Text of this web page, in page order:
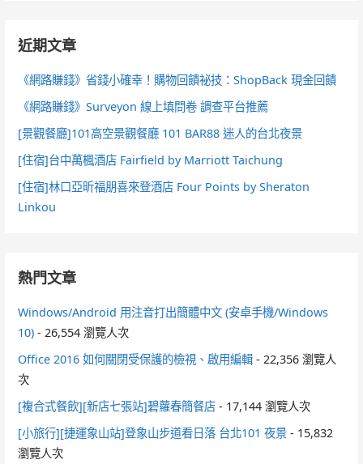
近期文章
《網路賺錢》省錢小確幸！購物回饋祕技：ShopBack 現金回饋
《網路賺錢》Surveyon 線上填問卷 調查平台推薦
[景觀餐廳]101高空景觀餐廳 101 BAR88 迷人的台北夜景
[住宿]台中萬楓酒店 Fairfield by Marriott Taichung
[住宿]林口亞昕福朋喜來登酒店 Four Points by Sheraton
Linkou
熱門文章
Windows/Android 用注音打出簡體中文 (安卓手機/Windows
10) - 26,554 瀏覽人次
Office 2016 如何關閉受保護的檢視、啟用編輯 - 22,356 瀏覽人
次
[複合式餐飲][新店七張站]碧蘿春簡餐店 - 17,144 瀏覽人次
[小旅行][捷運象山站]登象山步道看日落 台北101 夜景 - 15,832
瀏覽人次